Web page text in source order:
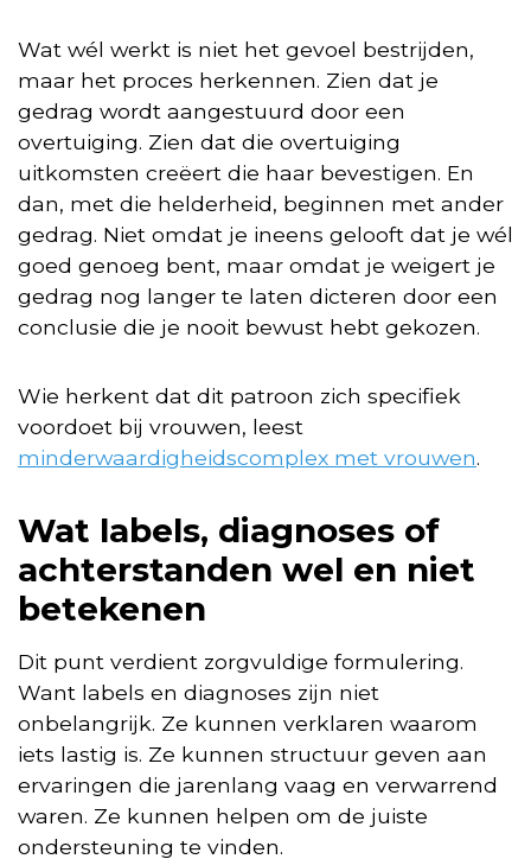
Wat wél werkt is niet het gevoel bestrijden,
maar het proces herkennen. Zien dat je
gedrag wordt aangestuurd door een
overtuiging. Zien dat die overtuiging
uitkomsten creëert die haar bevestigen. En
dan, met die helderheid, beginnen met ander
gedrag. Niet omdat je ineens gelooft dat je wél
goed genoeg bent, maar omdat je weigert je
gedrag nog langer te laten dicteren door een
conclusie die je nooit bewust hebt gekozen.
Wie herkent dat dit patroon zich specifiek
voordoet bij vrouwen, leest
minderwaardigheidscomplex met vrouwen.
Wat labels, diagnoses of
achterstanden wel en niet
betekenen
Dit punt verdient zorgvuldige formulering.
Want labels en diagnoses zijn niet
onbelangrijk. Ze kunnen verklaren waarom
iets lastig is. Ze kunnen structuur geven aan
ervaringen die jarenlang vaag en verwarrend
waren. Ze kunnen helpen om de juiste
ondersteuning te vinden.